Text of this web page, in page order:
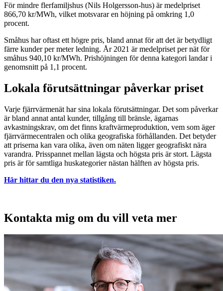
För mindre flerfamiljshus (Nils Holgersson-hus) är medelpriset
866,70 kr/MWh, vilket motsvarar en höjning på omkring 1,0
procent.
Småhus har oftast ett högre pris, bland annat för att det är betydligt
färre kunder per meter ledning. År 2021 är medelpriset per nät för
småhus 940,10 kr/MWh. Prishöjningen för denna kategori landar i
genomsnitt på 1,1 procent.
Lokala förutsättningar påverkar priset
Varje fjärrvärmenät har sina lokala förutsättningar. Det som påverkar
är bland annat antal kunder, tillgång till bränsle, ägarnas
avkastningskrav, om det finns kraftvärmeproduktion, vem som äger
fjärrvärmecentralen och olika geografiska förhållanden. Det betyder
att priserna kan vara olika, även om näten ligger geografiskt nära
varandra. Prisspannet mellan lägsta och högsta pris är stort. Lägsta
pris är för samtliga huskategorier nästan hälften av högsta pris.
Här hittar du den nya statistiken.
Kontakta mig om du vill veta mer